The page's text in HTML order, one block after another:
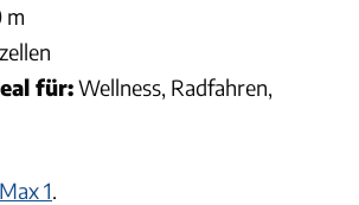
m
für:Wellness, Radfahren,
1